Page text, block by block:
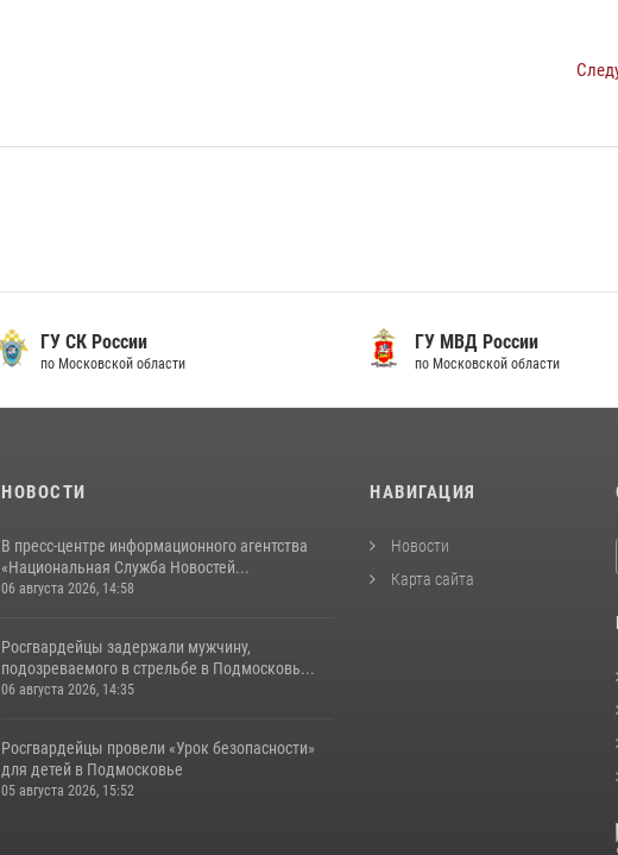
ГУ СК России
по Московской области
ГУ МВД России
по Московской области
НОВОСТИ
В пресс-центре информационного агентства
«Национальная Служба Новостей...
06 августа 2026, 14:58
Росгвардейцы задержали мужчину,
подозреваемого в стрельбе в Подмосковь...
06 августа 2026, 14:35
Росгвардейцы провели «Урок безопасности»
для детей в Подмосковье
05 августа 2026, 15:52
НАВИГАЦИЯ
Новости
Карта сайта